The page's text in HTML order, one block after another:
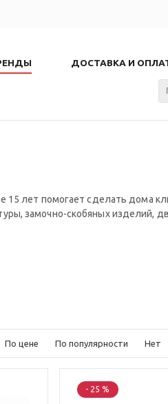
ДОСТАВКА И
15 лет помогает сделать дома
замочно-скобяных изделий,
По цене По популярности Нет
- 25 %